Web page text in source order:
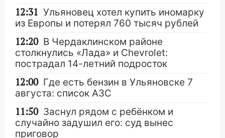
12:31 Ульяновец хотел купить иномарку
из Европы и потерял 760 тысяч рублей
12:20 В Чердаклинском районе
столкнулись «Лада» и Chevrolet:
пострадал 14-летний подросток
12:00 Где есть бензин в Ульяновске 7
августа: список АЗС
11:50 Заснул рядом с ребёнком и
случайно задушил его: суд вынес
приговор